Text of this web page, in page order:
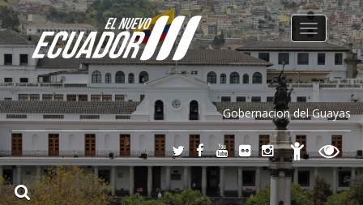
Gobernacion del Guayas
Toggle
navigation